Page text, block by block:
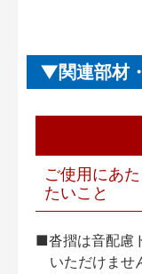
関連部材
ご使用にあ
たいこと
■沓摺は音配慮
いただけませ